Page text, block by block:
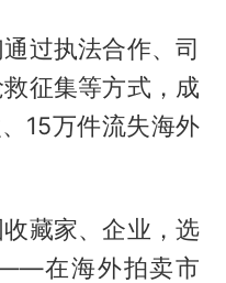
过执法合作、司
征集等方式，成
15万件流失海外
藏家、企业，选
在海外拍卖市